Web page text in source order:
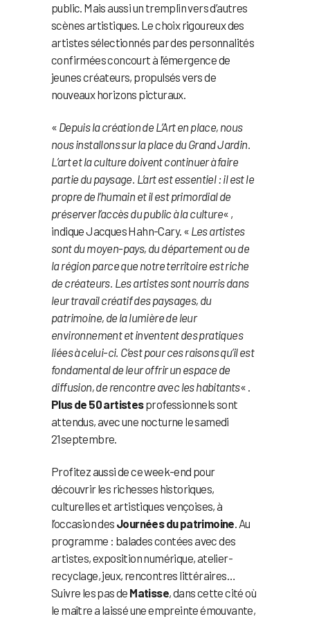
public. Mais aussi un tremplin vers d’autres
scènes artistiques. Le choix rigoureux des
artistes sélectionnés par des personnalités
confirmées concourt à l’émergence de
jeunes créateurs, propulsés vers de
nouveaux horizons picturaux.
« Depuis la création de L’Art en place, nous
nous installons sur la place du Grand Jardin.
L’art et la culture doivent continuer à faire
partie du paysage. L’art est essentiel : il est le
propre de l’humain et il est primordial de
préserver l’accès du public à la culture« ,
indique Jacques Hahn-Cary. « Les artistes
sont du moyen-pays, du département ou de
la région parce que notre territoire est riche
de créateurs. Les artistes sont nourris dans
leur travail créatif des paysages, du
patrimoine, de la lumière de leur
environnement et inventent des pratiques
liées à celui-ci. C’est pour ces raisons qu’il est
fondamental de leur offrir un espace de
diffusion, de rencontre avec les habitants« .
Plus de 50 artistesprofessionnels sont
attendus, avec une nocturne le samedi
21septembre.
Profitez aussi de ce week-end pour
découvrir les richesses historiques,
culturelles et artistiques vençoises, à
l’occasion des Journées du patrimoine. Au
programme : balades contées avec des
artistes, exposition numérique, atelier-
recyclage, jeux, rencontres littéraires…
Suivre les pas de Matisse, dans cette cité où
le maître a laissé une empreinte émouvante,